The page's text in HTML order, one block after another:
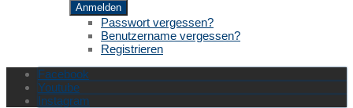
Anmelden
Passwort vergessen?
Benutzername vergessen?
Registrieren
Facebook
Youtube
Instagram